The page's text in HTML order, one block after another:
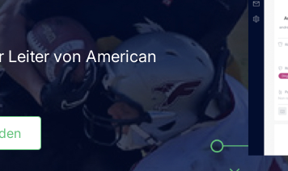
Leiter von American